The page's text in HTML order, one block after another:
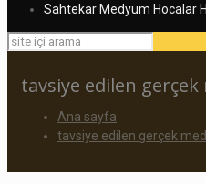
Sahtekar Medyum Hocalar
tavsiye edilen
Ana sayfa
tavsiye edilen gerçek